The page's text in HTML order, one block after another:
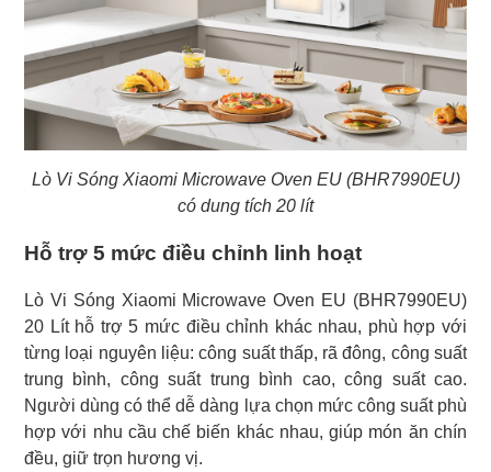
Lò Vi Sóng Xiaomi Microwave Oven EU (BHR7990EU)
có dung tích 20 lít
Hỗ trợ 5 mức điều chỉnh linh hoạt
Lò Vi Sóng Xiaomi Microwave Oven EU (BHR7990EU)
20 Lít hỗ trợ 5 mức điều chỉnh khác nhau, phù hợp với
từng loại nguyên liệu: công suất thấp, rã đông, công suất
trung bình, công suất trung bình cao, công suất cao.
Người dùng có thể dễ dàng lựa chọn mức công suất phù
hợp với nhu cầu chế biến khác nhau, giúp món ăn chín
đều, giữ trọn hương vị.